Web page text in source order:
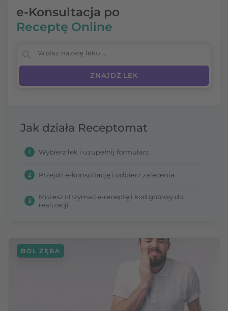
e-Konsultacja po
Receptę Online
Jak działa Receptomat
1 Wybierz lek i uzupełnij formularz
2 Przejdź e-konsultację i odbierz zalecenia
3
Możesz otrzymać e-receptę i kod gotowy do
realizacji
BÓL ZĘBA